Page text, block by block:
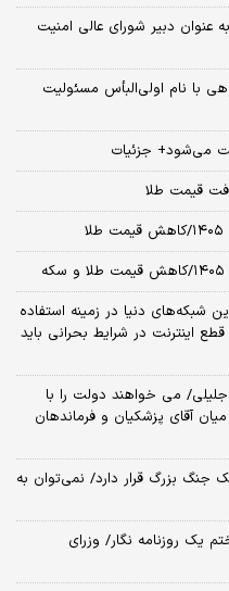
دبیر شورای عالی امنیت
با نام اولی‌البأس مسئولیت
می‌شود+ جزئیات
شبکه‌های دنیا در زمینه استفاده
اینترنت در شرایط بحرانی باید
جلیلی/ می خواهند دولت را با
آقای پزشکیان و فرماندهان
جنگ بزرگ قرار دارد/ نمی‌توان به
یک روزنامه نگار/ وزرای